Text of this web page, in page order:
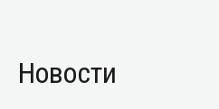
Новости